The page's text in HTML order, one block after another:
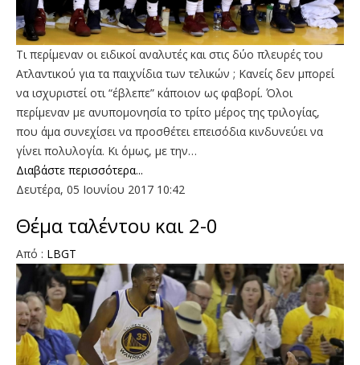
Τι περίμεναν οι ειδικοί αναλυτές και στις δύο πλευρές του
Ατλαντικού για τα παιχνίδια των τελικών ; Κανείς δεν μπορεί
να ισχυριστεί οτι “έβλεπε” κάποιον ως φαβορί. Όλοι
περίμεναν με ανυπομονησία το τρίτο μέρος της τριλογίας,
που άμα συνεχίσει να προσθέτει επεισόδια κινδυνεύει να
γίνει πολυλογία. Κι όμως, με την…
Διαβάστε περισσότερα...
Δευτέρα, 05 Ιουνίου 2017 10:42
Θέμα ταλέντου και 2-0
Aπό : LBGT